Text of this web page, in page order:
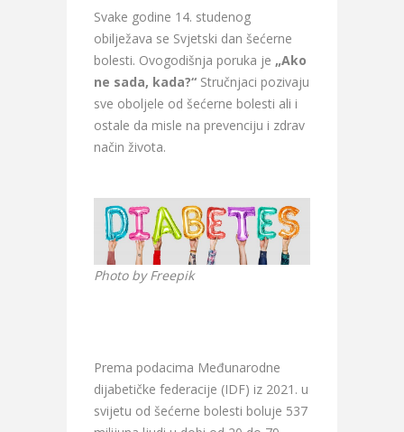
Svake godine 14. studenog
obilježava se Svjetski dan šećerne
bolesti. Ovogodišnja poruka je „Ako
ne sada, kada?“ Stručnjaci pozivaju
sve oboljele od šećerne bolesti ali i
ostale da misle na prevenciju i zdrav
način života.
Photo by Freepik
Prema podacima Međunarodne
dijabetičke federacije (IDF) iz 2021. u
svijetu od šećerne bolesti boluje 537